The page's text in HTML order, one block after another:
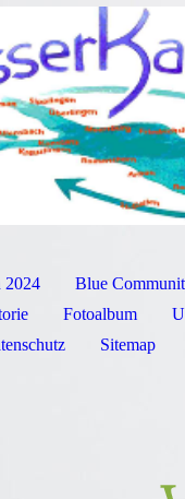
2024 Blue
Fotoalbum
Sitemap